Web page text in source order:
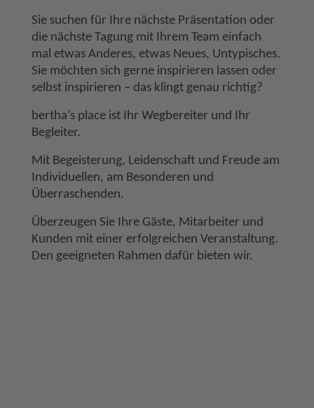
Sie suchen für Ihre nächste Präsentation oder
die nächste Tagung mit Ihrem Team einfach
mal etwas Anderes, etwas Neues, Untypisches.
Sie möchten sich gerne inspirieren lassen oder
selbst inspirieren – das klingt genau richtig?
bertha’s place ist Ihr Wegbereiter und Ihr
Begleiter.
Mit Begeisterung, Leidenschaft und Freude am
Individuellen, am Besonderen und
Überraschenden.
Überzeugen Sie Ihre Gäste, Mitarbeiter und
Kunden mit einer erfolgreichen Veranstaltung.
Den geeigneten Rahmen dafür bieten wir.